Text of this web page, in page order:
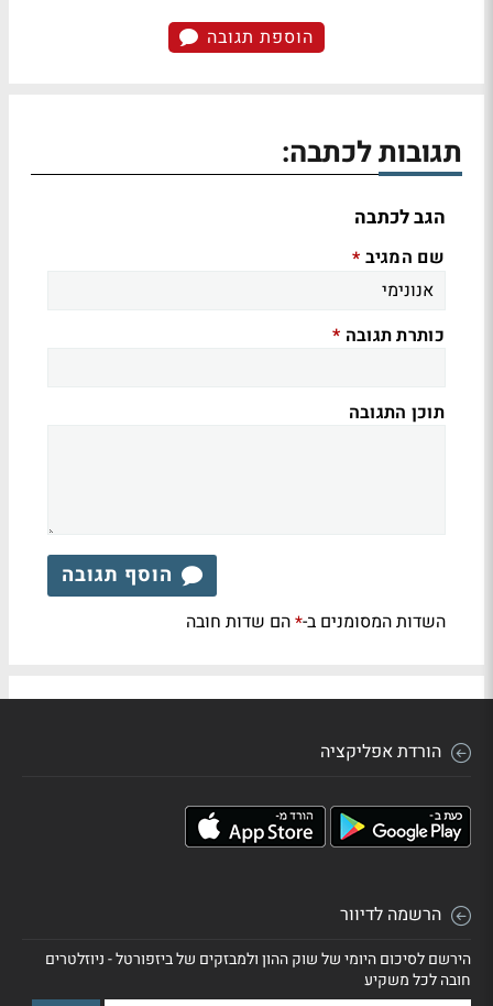
הוספת תגובה
תגובות לכתבה:
הגב לכתבה
שם המגיב *
כותרת תגובה *
תוכן התגובה
הוסף תגובה
השדות המסומנים ב-*הם שדות חובה
הורדת אפליקציה
הרשמה לדיוור
הירשם לסיכום היומי של שוק ההון ולמבזקים של ביזפורטל - ניוזלטרים
חובה לכל משקיע